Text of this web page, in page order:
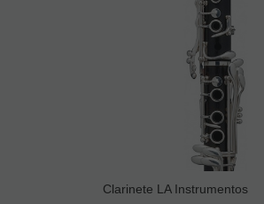
Clarinete LA Instrumentos